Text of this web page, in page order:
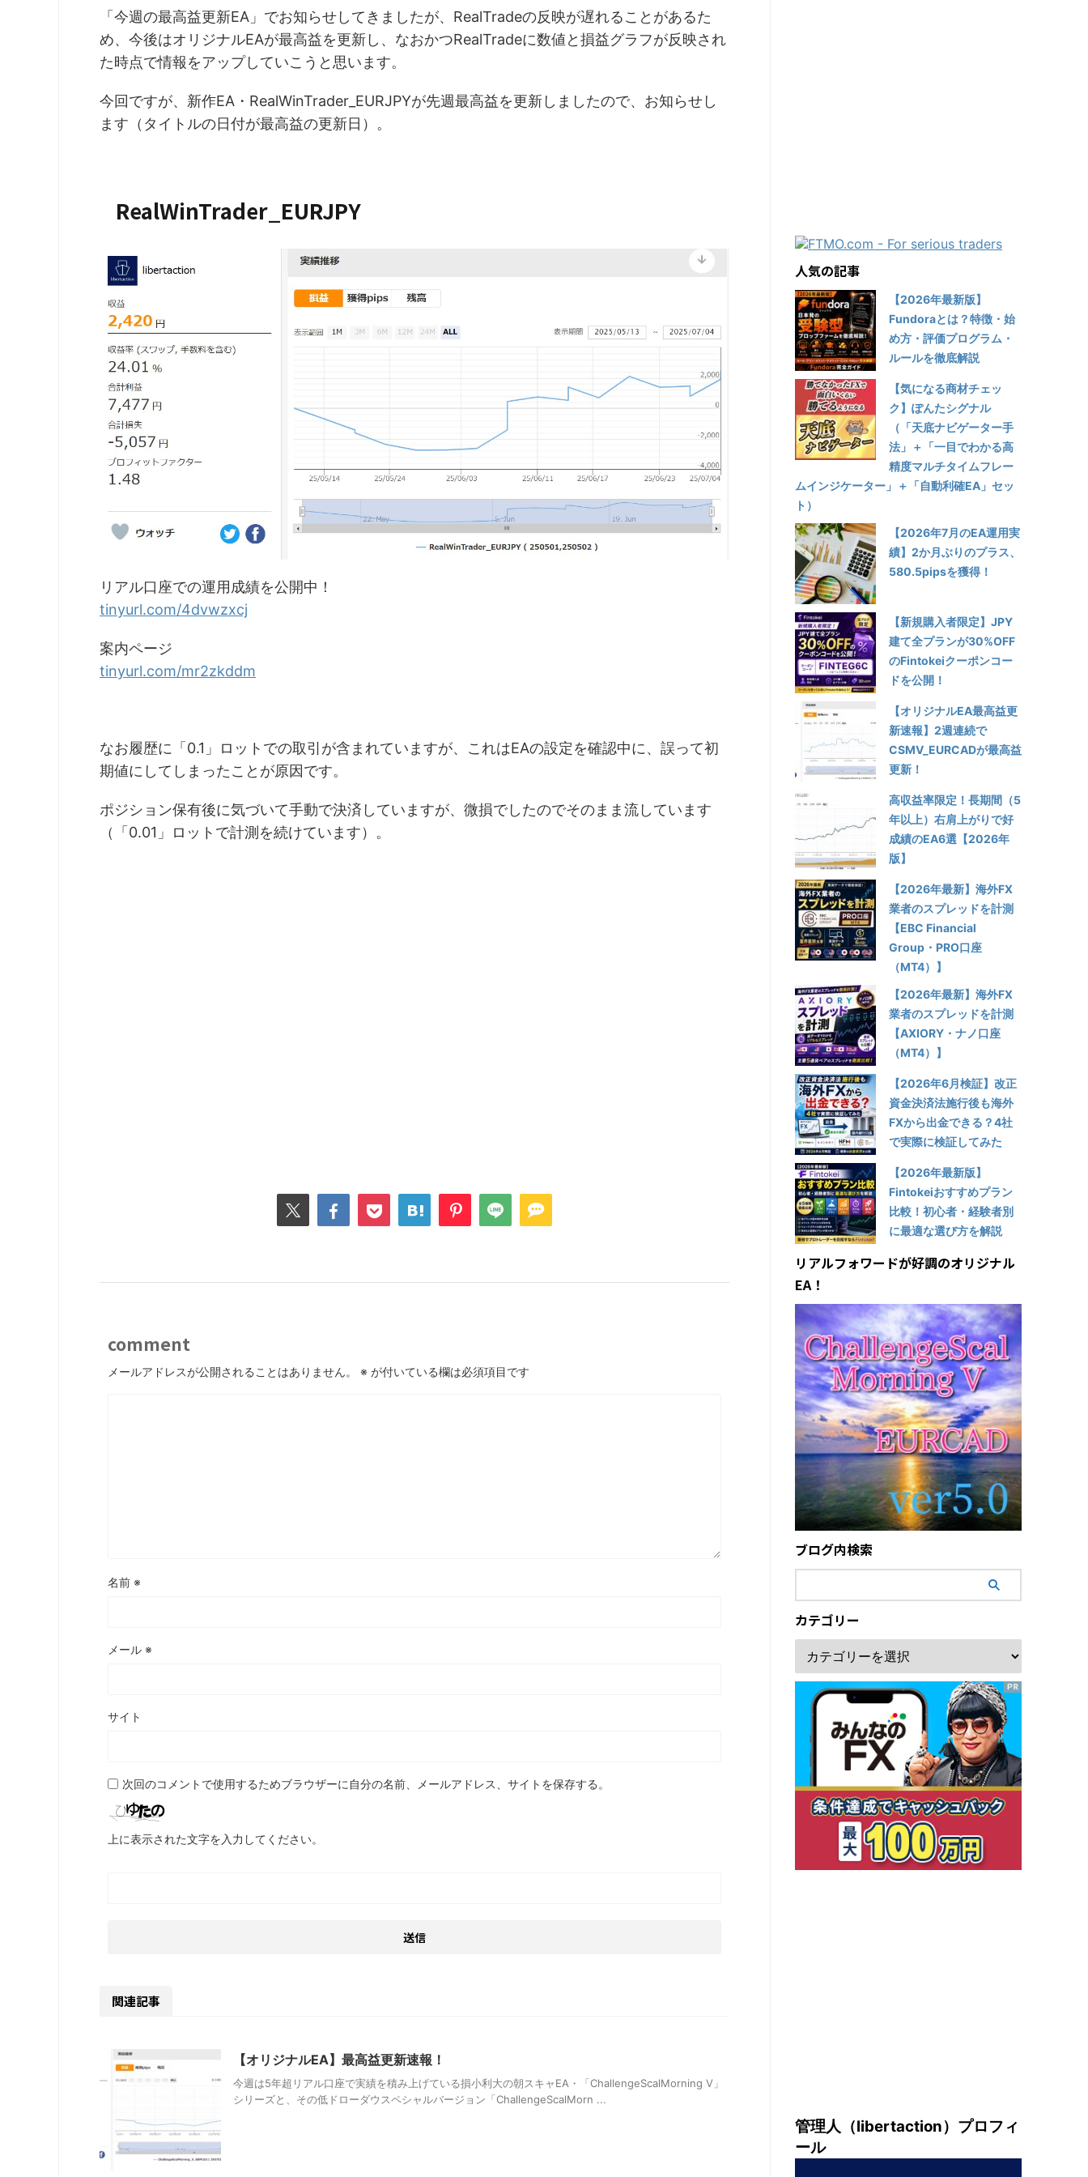
「今週の最高益更新EA」でお知らせしてきましたが、RealTradeの反映が遅れることがあるた
め、今後はオリジナルEAが最高益を更新し、なおかつRealTradeに数値と損益グラフが反映され
た時点で情報をアップしていこうと思います。
今回ですが、新作EA・RealWinTrader_EURJPYが先週最高益を更新しましたので、お知らせし
ます（タイトルの日付が最高益の更新日）。
RealWinTrader_EURJPY
リアル口座での運用成績を公開中！
tinyurl.com/4dvwzxcj
案内ページ
tinyurl.com/mr2zkddm
なお履歴に「0.1」ロットでの取引が含まれていますが、これはEAの設定を確認中に、誤って初
期値にしてしまったことが原因です。
ポジション保有後に気づいて手動で決済していますが、微損でしたのでそのまま流しています
（「0.01」ロットで計測を続けています）。
comment
メールアドレスが公開されることはありません。 ※ が付いている欄は必須項目です
名前 ※
メール ※
サイト
次回のコメントで使用するためブラウザーに自分の名前、メールアドレス、サイトを保存する。
上に表示された文字を入力してください。
関連記事
【オリジナルEA】最高益更新速報！
今週は5年超リアル口座で実績を積み上げている損小利大の朝スキャEA・「ChallengeScalMorning V」
シリーズと、その低ドローダウスペシャルバージョン「ChallengeScalMorn ...
人気の記事
【2026年最新版】
Fundoraとは？特徴・始
め方・評価プログラム・
ルールを徹底解説
【気になる商材チェッ
ク】ぽんたシグナル
（「天底ナビゲーター手
法」＋「一目でわかる高
精度マルチタイムフレー
ムインジケーター」＋「自動利確EA」セッ
ト）
【2026年7月のEA運用実
績】2か月ぶりのプラス、
580.5pipsを獲得！
【新規購入者限定】JPY
建て全プランが30%OFF
のFintokeiクーポンコー
ドを公開！
【オリジナルEA最高益更
新速報】2週連続で
CSMV_EURCADが最高益
更新！
高収益率限定！長期間（5
年以上）右肩上がりで好
成績のEA6選【2026年
版】
【2026年最新】海外FX
業者のスプレッドを計測
【EBC Financial
Group・PRO口座
（MT4）】
【2026年最新】海外FX
業者のスプレッドを計測
【AXIORY・ナノ口座
（MT4）】
【2026年6月検証】改正
資金決済法施行後も海外
FXから出金できる？4社
で実際に検証してみた
【2026年最新版】
Fintokeiおすすめプラン
比較！初心者・経験者別
に最適な選び方を解説
リアルフォワードが好調のオリジナル
EA！
ブログ内検索
カテゴリー
管理人（libertaction）プロフィ
ール